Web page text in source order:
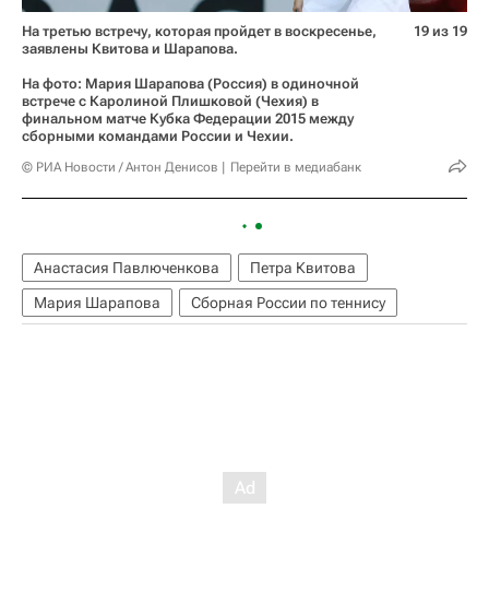
На третью встречу, которая пройдет в воскресенье,
заявлены Квитова и Шарапова.
На фото: Мария Шарапова (Россия) в одиночной
встрече с Каролиной Плишковой (Чехия) в
финальном матче Кубка Федерации 2015 между
сборными командами России и Чехии.
© РИА Новости / Антон Денисов Перейти в медиабанк
19 из 19
Анастасия Павлюченкова
Петра Квитова
Мария Шарапова
Сборная России по теннису